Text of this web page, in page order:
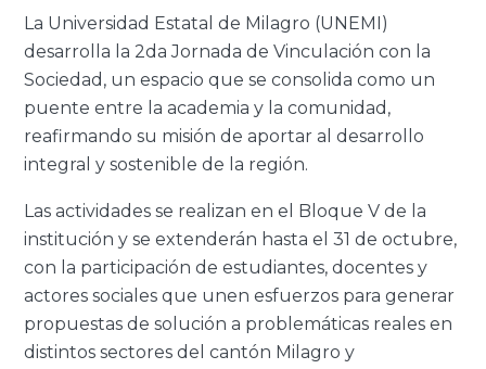
La Universidad Estatal de Milagro (UNEMI)
desarrolla la 2da Jornada de Vinculación con la
Sociedad, un espacio que se consolida como un
puente entre la academia y la comunidad,
reafirmando su misión de aportar al desarrollo
integral y sostenible de la región.
Las actividades se realizan en el Bloque V de la
institución y se extenderán hasta el 31 de octubre,
con la participación de estudiantes, docentes y
actores sociales que unen esfuerzos para generar
propuestas de solución a problemáticas reales en
distintos sectores del cantón Milagro y